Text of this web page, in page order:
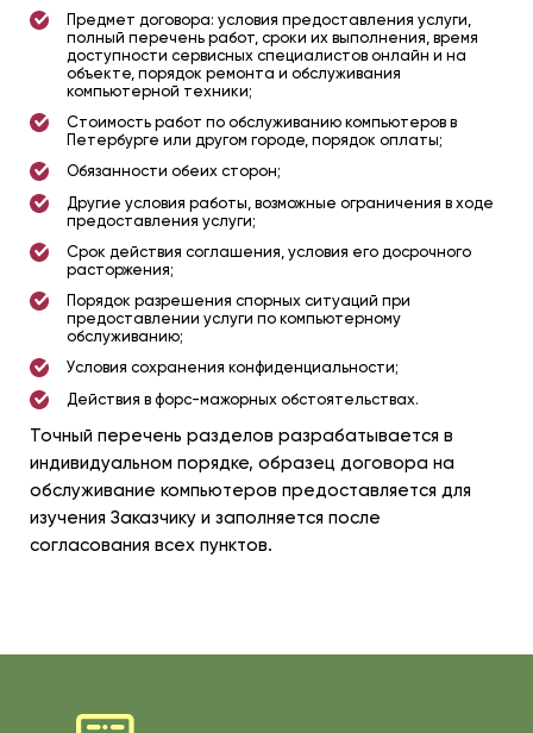
Предмет договора: условия предоставления услуги,
полный перечень работ, сроки их выполнения, время
доступности сервисных специалистов онлайн и на
объекте, порядок ремонта и обслуживания
компьютерной техники;
Стоимость работ по обслуживанию компьютеров в
Петербурге или другом городе, порядок оплаты;
Обязанности обеих сторон;
Другие условия работы, возможные ограничения в ходе
предоставления услуги;
Срок действия соглашения, условия его досрочного
расторжения;
Порядок разрешения спорных ситуаций при
предоставлении услуги по компьютерному
обслуживанию;
Условия сохранения конфиденциальности;
Действия в форс-мажорных обстоятельствах.
Точный перечень разделов разрабатывается в
индивидуальном порядке, образец договора на
обслуживание компьютеров предоставляется для
изучения Заказчику и заполняется после
согласования всех пунктов.